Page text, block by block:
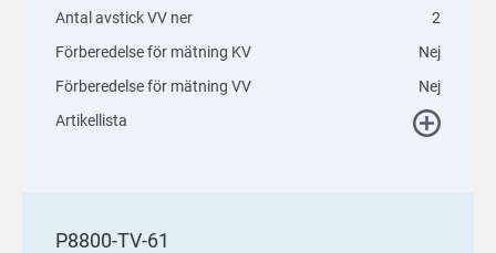
Antal avstick VV ner
2
Förberedelse för mätning KV
Nej
Förberedelse för mätning VV
Nej
Artikellista
P8800-TV-61